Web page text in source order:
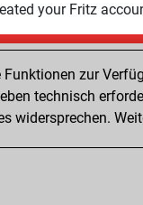
your Fritz
5, 2020
26 slow games
+16 =0 -10 in
zur
technisch
widersprechen.